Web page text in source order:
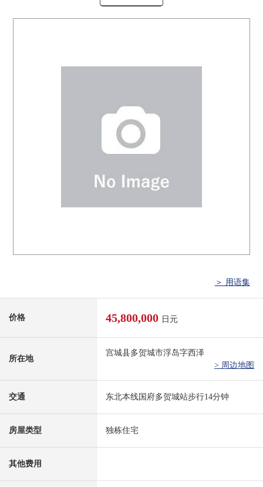
＞ 用语集
价格 45,800,000 日元
所在地
宫城县多贺城市浮岛字西泽
> 周边地图
交通 东北本线国府多贺城站步行14分钟
房屋类型 独栋住宅
其他费用